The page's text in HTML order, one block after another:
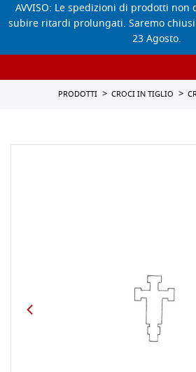
AVVISO: Le spedizioni di prodotti
subire ritardi prolungati. Saremo
23 Agosto.
PRODOTTI CROCI IN TIGLIO